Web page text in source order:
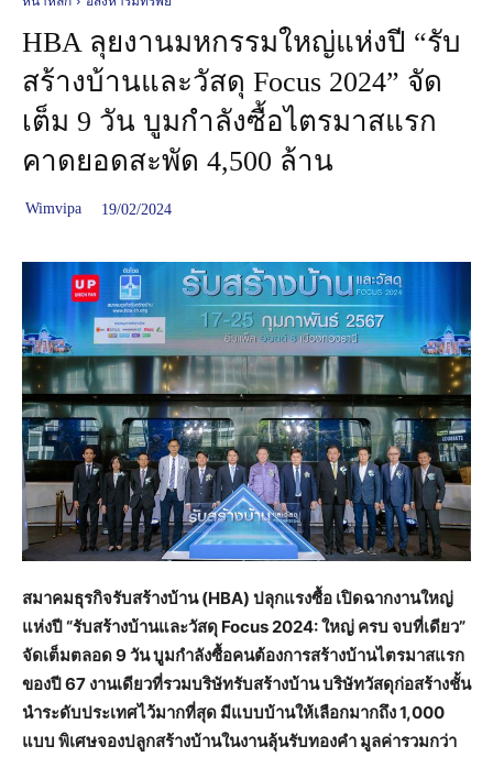
HBA ลุยงานมหกรรมใหญ่แห่งปี “รับ
สร้างบ้านและวัสดุ Focus 2024” จัด
เต็ม 9 วัน บูมกำลังซื้อไตรมาสแรก
คาดยอดสะพัด 4,500 ล้าน
Wimvipa 19/02/2024
สมาคมธุรกิจรับสร้างบ้าน (HBA) ปลุกแรงซื้อ เปิดฉากงานใหญ่
แห่งปี “รับสร้างบ้านและวัสดุ Focus 2024: ใหญ่ ครบ จบที่เดียว”
จัดเต็มตลอด 9 วัน บูมกำลังซื้อคนต้องการสร้างบ้านไตรมาสแรก
ของปี 67 งานเดียวที่รวมบริษัทรับสร้างบ้าน บริษัทวัสดุก่อสร้างชั้น
นำระดับประเทศไว้มากที่สุด มีแบบบ้านให้เลือกมากถึง 1,000
แบบ พิเศษจองปลูกสร้างบ้านในงานลุ้นรับทองคำ มูลค่ารวมกว่า